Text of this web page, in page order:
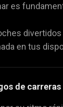
es
en tus
de carreras